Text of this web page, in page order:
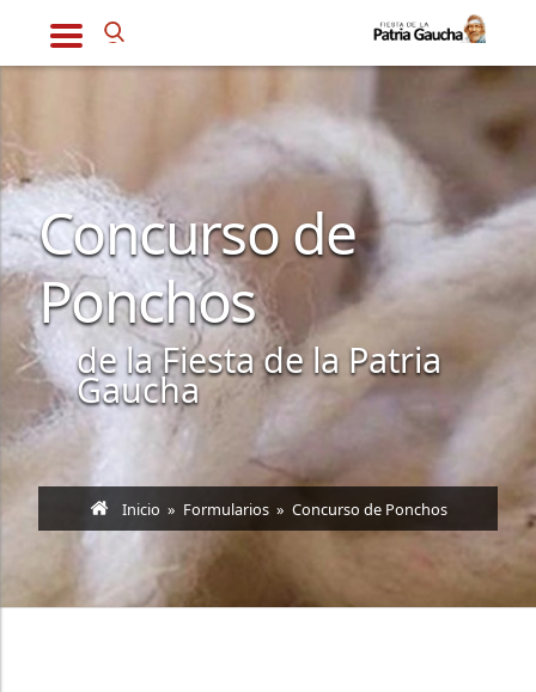
Concurso de
Ponchos
de la Fiesta de la Patria
Gaucha
Inicio » Formularios» Concurso de Ponchos